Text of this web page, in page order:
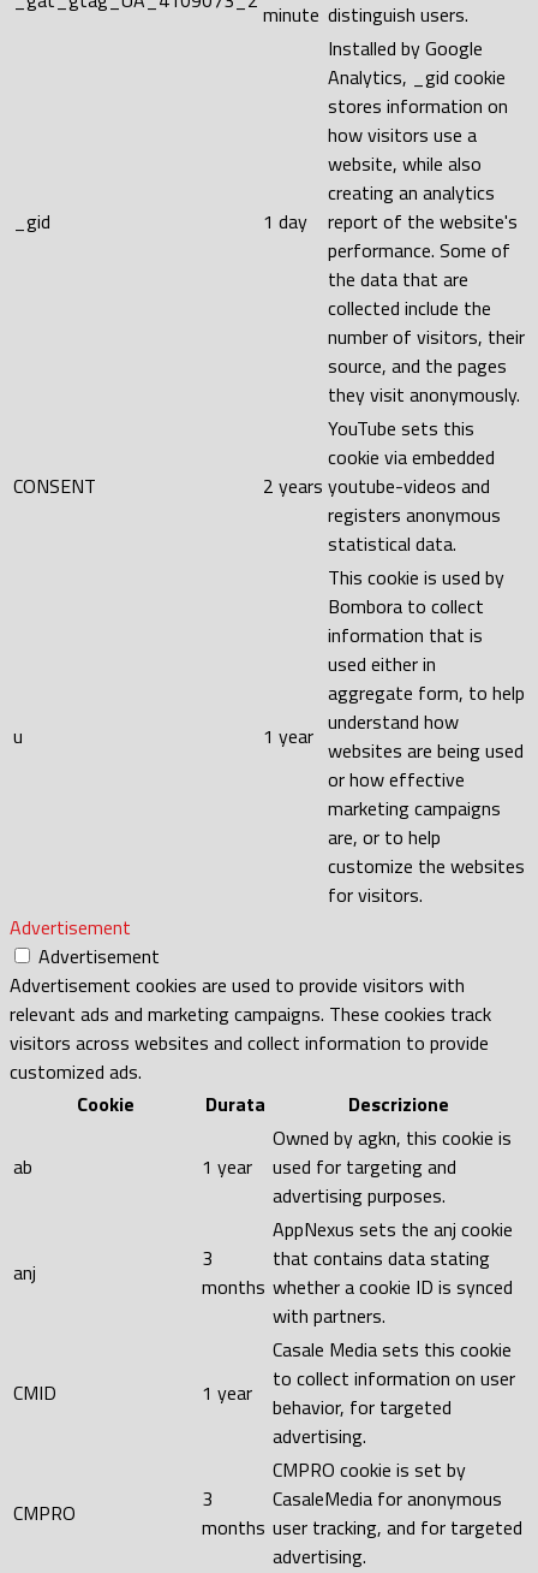
minute distinguish users.
_gid 1 day
Installed by Google
Analytics, _gid cookie
stores information on
how visitors use a
website, while also
creating an analytics
report of the website's
performance. Some of
the data that are
collected include the
number of visitors, their
source, and the pages
they visit anonymously.
CONSENT 2 years
YouTube sets this
cookie via embedded
youtube-videos and
registers anonymous
statistical data.
u 1 year
This cookie is used by
Bombora to collect
information that is
used either in
aggregate form, to help
understand how
websites are being used
or how effective
marketing campaigns
are, or to help
customize the websites
for visitors.
Advertisement
Advertisement
Advertisement cookies are used to provide visitors with
relevant ads and marketing campaigns. These cookies track
visitors across websites and collect information to provide
customized ads.
Cookie
Durata Descrizione
ab 1 year
Owned by agkn, this cookie is
used for targeting and
advertising purposes.
anj
3
months
AppNexus sets the anj cookie
that contains data stating
whether a cookie ID is synced
with partners.
CMID 1 year
Casale Media sets this cookie
to collect information on user
behavior, for targeted
advertising.
CMPRO
3
months
CMPRO cookie is set by
CasaleMedia for anonymous
user tracking, and for targeted
advertising.